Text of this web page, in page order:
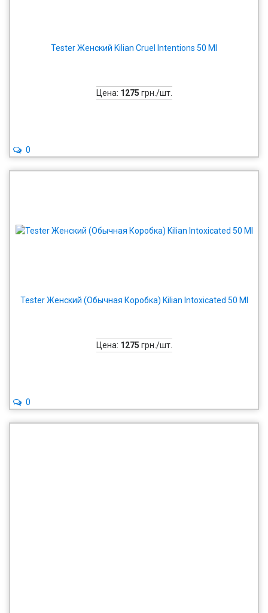
Tester Женский Kilian Cruel Intentions 50 Ml
Цена: 1275 грн./шт.
0
Tester Женский (Обычная Коробка) Kilian Intoxicated 50 Ml
Цена: 1275 грн./шт.
0